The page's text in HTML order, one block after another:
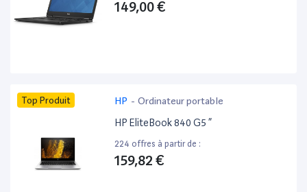
149,00 €
Top Produit HP - Ordinateur portable
HP EliteBook 840 G5 ”
224 offres à partir de :
159,82 €